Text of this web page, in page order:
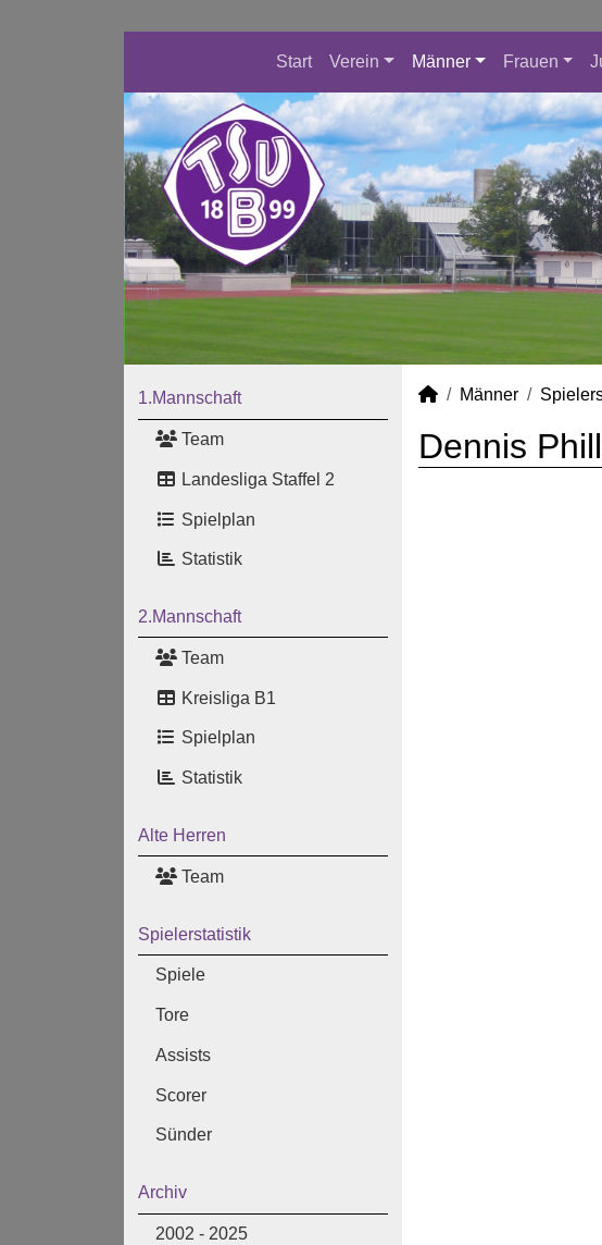
Start Verein Männer Frauen
1.Mannschaft
Team
Landesliga Staffel 2
Spielplan
Statistik
2.Mannschaft
Team
Kreisliga B1
Spielplan
Statistik
Alte Herren
Team
Spielerstatistik
Spiele
Tore
Assists
Scorer
Sünder
Archiv
2002 - 2025
Männer
Dennis